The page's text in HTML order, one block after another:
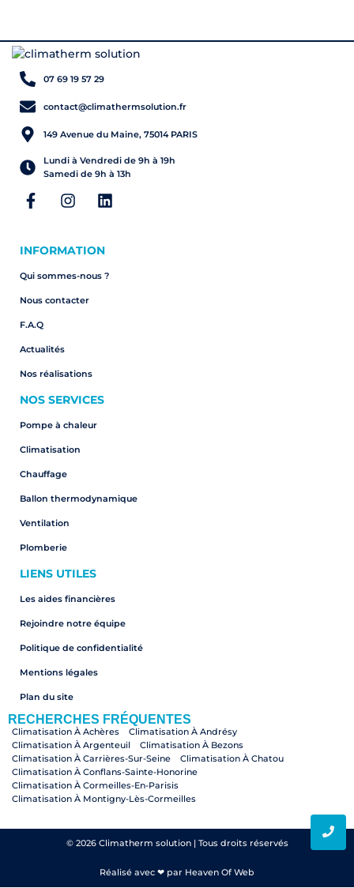
07 69 19 57 29
contact@climathermsolution.fr
149 Avenue du Maine, 75014 PARIS
Lundi à Vendredi de 9h à 19h
Samedi de 9h à 13h
INFORMATION
Qui sommes-nous ?
Nous contacter
F.A.Q
Actualités
Nos réalisations
NOS SERVICES
Pompe à chaleur
Climatisation
Chauffage
Ballon thermodynamique
Ventilation
Plomberie
LIENS UTILES
Les aides financières
Rejoindre notre équipe
Politique de confidentialité
Mentions légales
Plan du site
RECHERCHES FRÉQUENTES
Climatisation À Achères
Climatisation À Andrésy
Climatisation À Argenteuil
Climatisation À Bezons
Climatisation À Carrières-Sur-Seine
Climatisation À Chatou
Climatisation À Conflans-Sainte-Honorine
Climatisation À Cormeilles-En-Parisis
Climatisation À Montigny-Lès-Cormeilles
Climatisation À Herblay-Sur-Seine
Climatisation À Le Mesnil-Le-Roi
Climatisation À Le Pecq
Climatisation À Montesson
Climatisation À Pierrelaye
Climatisation À Paris
© 2026 Climatherm solution | Tous droits réservés
Réalisé avec ❤ par Heaven Of Web